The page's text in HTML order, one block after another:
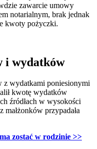
zawarcie umowy
notarialnym, brak jednak
kwoty pożyczki.
i wydatków
z wydatkami poniesionymi
kwotę wydatków
źródłach w wysokości
małżonków przypadała
zostać w rodzinie >>